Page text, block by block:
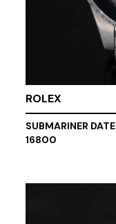
ROLEX
SUBMARINER DATE
16800